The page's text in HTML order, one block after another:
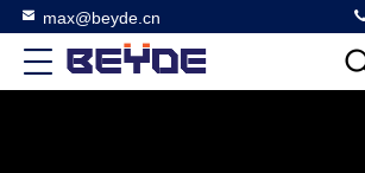
max@beyde.cn